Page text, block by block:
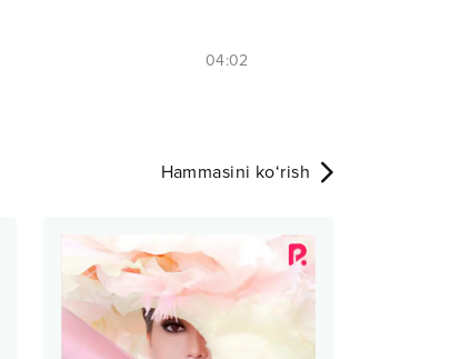
04:02
Hammasini ko‘rish